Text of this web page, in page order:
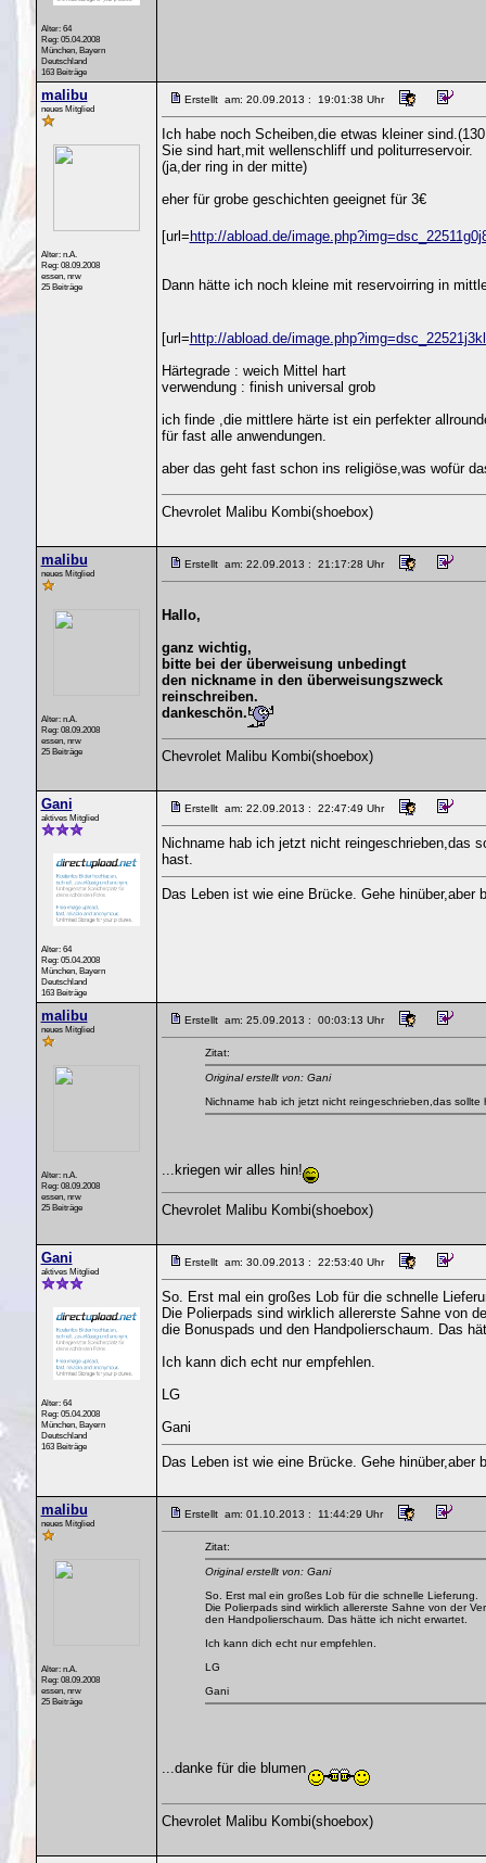
Alter: 64
Reg: 05.04.2008
München, Bayern
Deutschland
163 Beiträge
malibu
neues Mitglied
Alter: n.A.
Reg: 08.09.2008
essen, nrw
25 Beiträge
Erstellt am: 20.09.2013 : 19:01:38 Uhr
Ich habe noch Scheiben,die etwas kleiner
Sie sind hart,mit wellenschliff und politurreservoir.
(ja,der ring in der mitte)
eher für grobe geschichten geeignet für 3€
[url= http://abload.de/
Dann hätte ich noch kleine mit reservoirring in
[url= http://abload.de/
Härtegrade : weich Mittel hart
verwendung : finish universal grob
ich finde ,die mittlere härte ist ein perfekter
für fast alle anwendungen.
aber das geht fast schon ins religiöse,was wofür
Chevrolet Malibu Kombi(shoebox)
malibu
neues Mitglied
Alter: n.A.
Reg: 08.09.2008
essen, nrw
25 Beiträge
Erstellt am: 22.09.2013 : 21:17:28 Uhr
Hallo,
ganz wichtig,
bitte bei der überweisung unbedingt
den nickname in den überweisungszweck
reinschreiben.
dankeschön.
Chevrolet Malibu Kombi(shoebox)
Gani
aktives Mitglied
Alter: 64
Reg: 05.04.2008
München, Bayern
Deutschland
163 Beiträge
Erstellt am: 22.09.2013 : 22:47:49 Uhr
Nichname hab ich jetzt nicht reingeschrieben,das
hast.
Das Leben ist wie eine Brücke. Gehe hinüber,aber
malibu
neues Mitglied
Alter: n.A.
Reg: 08.09.2008
essen, nrw
25 Beiträge
Erstellt am: 25.09.2013 : 00:03:13 Uhr
Zitat:
Original erstellt von: Gani
Nichname hab ich jetzt nicht reingeschrieben,das
...kriegen wir alles hin!
Chevrolet Malibu Kombi(shoebox)
Gani
aktives Mitglied
Alter: 64
Reg: 05.04.2008
München, Bayern
Deutschland
163 Beiträge
Erstellt am: 30.09.2013 : 22:53:40 Uhr
So. Erst mal ein großes Lob für die schnelle
Die Polierpads sind wirklich allererste Sahne von
die Bonuspads und den Handpolierschaum. Das
Ich kann dich echt nur empfehlen.
LG
Gani
Das Leben ist wie eine Brücke. Gehe hinüber,aber
malibu
neues Mitglied
Alter: n.A.
Reg: 08.09.2008
essen, nrw
25 Beiträge
Erstellt am: 01.10.2013 : 11:44:29 Uhr
Zitat:
Original erstellt von: Gani
So. Erst mal ein großes Lob für die schnelle Lieferung.
Die Polierpads sind wirklich allererste Sahne von der
den Handpolierschaum. Das hätte ich nicht erwartet.
Ich kann dich echt nur empfehlen.
LG
Gani
...danke für die blumen
Chevrolet Malibu Kombi(shoebox)